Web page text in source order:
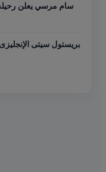
سام مرسي يعلن
بريستول سيتى